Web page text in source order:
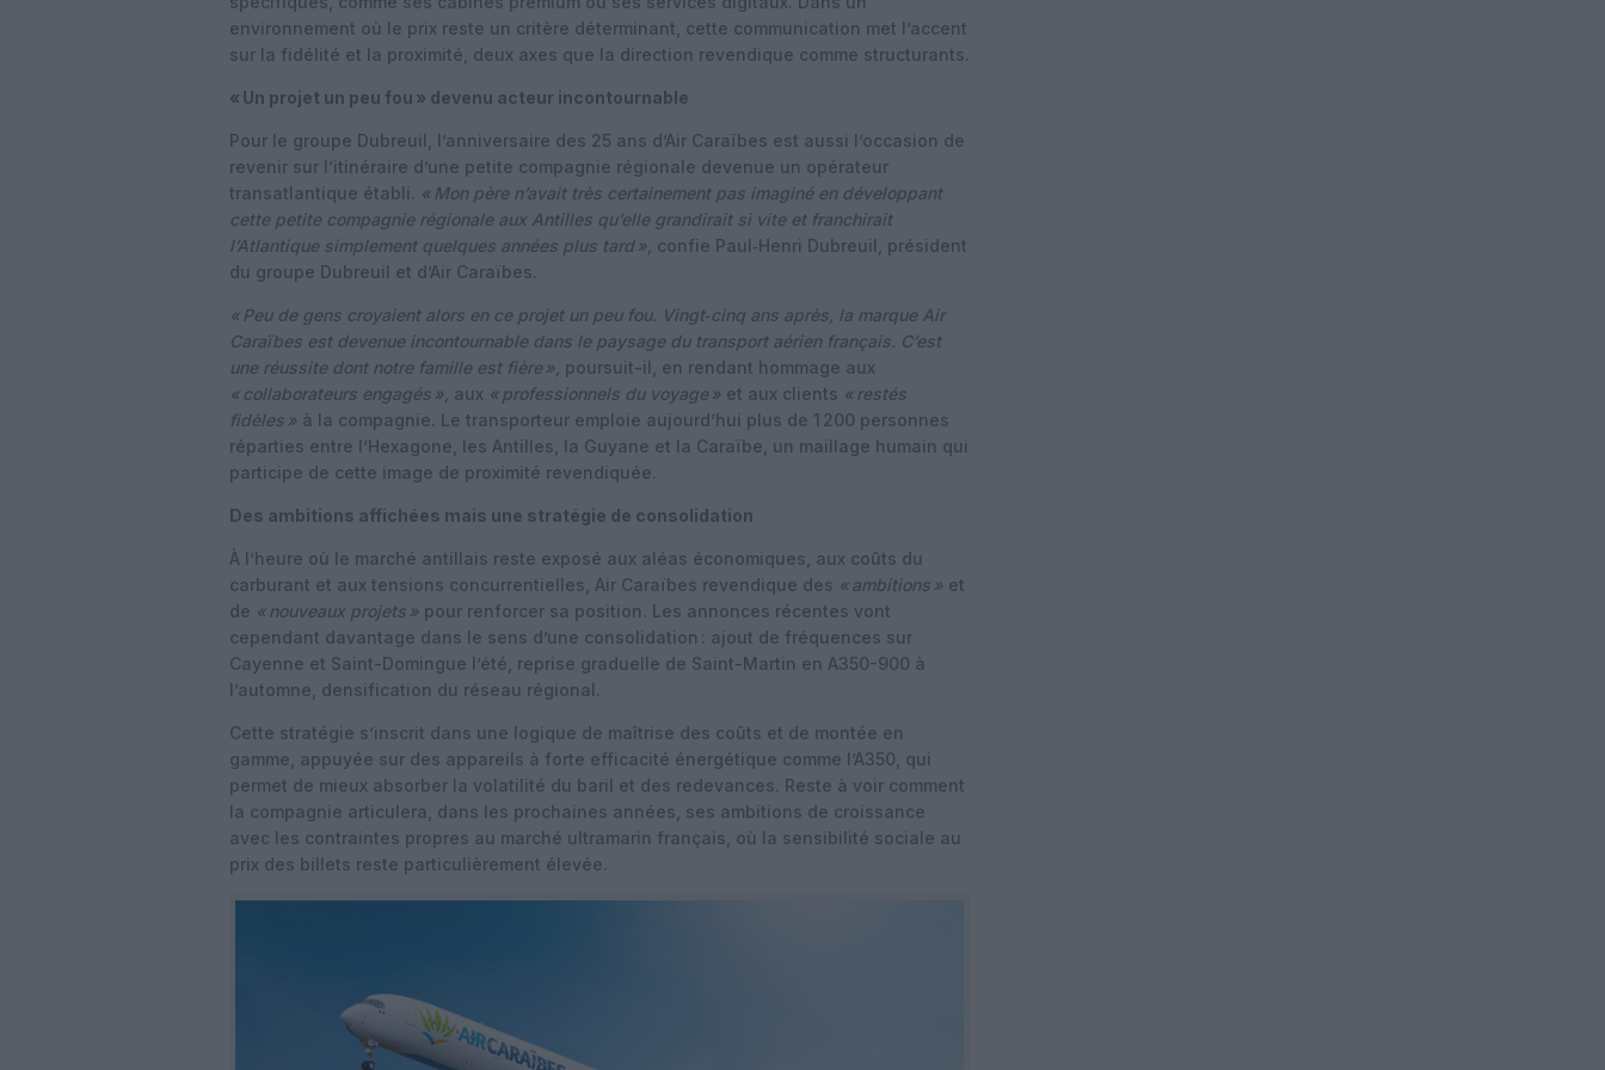
environnement où le prix reste un critère déterminant, cette communication met l’accent
sur la fidélité et la proximité, deux axes que la direction revendique comme structurants.
« Un projet un peu fou » devenu acteur incontournable
Pour le groupe Dubreuil, l’anniversaire des 25 ans d’Air Caraïbes est aussi l’occasion de
revenir sur l’itinéraire d’une petite compagnie régionale devenue un opérateur
transatlantique établi. « Mon père n’avait très certainement pas imaginé en développant
cette petite compagnie régionale aux Antilles qu’elle grandirait si vite et franchirait
l’Atlantique simplement quelques années plus tard», confie Paul‑Henri Dubreuil, président
du groupe Dubreuil et d’Air Caraïbes.
« Peu de gens croyaient alors en ce projet un peu fou. Vingt‑cinq ans après, la marque Air
Caraïbes est devenue incontournable dans le paysage du transport aérien français. C’est
une réussite dont notre famille est fière », poursuit-il, en rendant hommage aux
« collaborateurs engagés », aux « professionnels du voyage » et aux clients « restés
fidèles » à la compagnie. Le transporteur emploie aujourd’hui plus de 1 200 personnes
réparties entre l’Hexagone, les Antilles, la Guyane et la Caraïbe, un maillage humain qui
participe de cette image de proximité revendiquée.
Des ambitions affichées mais une stratégie de consolidation
À l’heure où le marché antillais reste exposé aux aléas économiques, aux coûts du
carburant et aux tensions concurrentielles, Air Caraïbes revendique des «ambitions » et
de « nouveaux projets » pour renforcer sa position. Les annonces récentes vont
cependant davantage dans le sens d’une consolidation : ajout de fréquences sur
Cayenne et Saint-Domingue l’été, reprise graduelle de Saint-Martin en A350-900 à
l’automne, densification du réseau régional.
Cette stratégie s’inscrit dans une logique de maîtrise des coûts et de montée en
gamme, appuyée sur des appareils à forte efficacité énergétique comme l’A350, qui
permet de mieux absorber la volatilité du baril et des redevances. Reste à voir comment
la compagnie articulera, dans les prochaines années, ses ambitions de croissance
avec les contraintes propres au marché ultramarin français, où la sensibilité sociale au
prix des billets reste particulièrement élevée.